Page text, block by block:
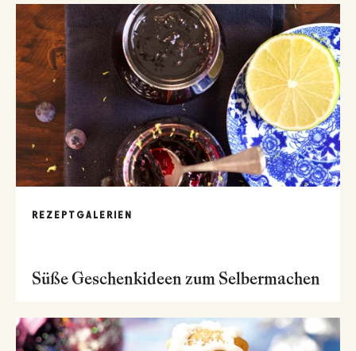
REZEPTGALERIEN
Süße Geschenkideen zum Selbermachen